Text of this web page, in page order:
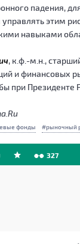
падения,
этим
навыками
, к.ф.-м.н.,
и финансовых
при Президенте
фонды рыночный
327